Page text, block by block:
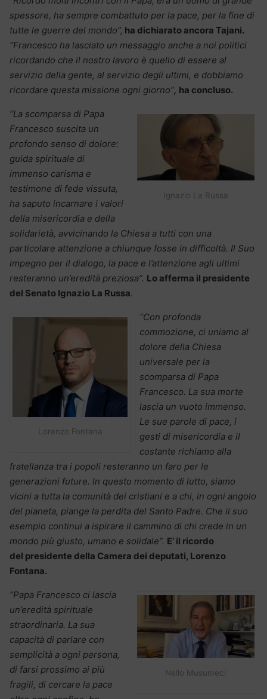
spessore, ha sempre combattuto per la pace, per la fine di
tutte le guerre del mondo”, ha dichiarato ancora Tajani.
“Francesco ha lasciato un messaggio anche a noi politici
ricordando che il nostro lavoro è quello di essere al
servizio della gente, al servizio degli ultimi, e dobbiamo
ricordare questa missione ogni giorno”, ha concluso.
Ignazio La Russa
“La scomparsa di Papa
Francesco suscita un
profondo senso di dolore:
guida spirituale di
immenso carisma e
testimone di fede vissuta,
ha saputo incarnare i valori
della misericordia e della
solidarietà, avvicinando la Chiesa a tutti con una
particolare attenzione a chiunque fosse in difficoltà. Il Suo
impegno per il dialogo, la pace e l’attenzione agli ultimi
resteranno un’eredità preziosa”. Lo afferma il presidente
del Senato Ignazio La Russa.
Lorenzo Fontana
“Con profonda
commozione, ci uniamo al
dolore della Chiesa
universale per la
scomparsa di Papa
Francesco. La sua morte
lascia un vuoto immenso.
Le sue parole di pace, i
gesti di misericordia e il
costante richiamo alla
fratellanza tra i popoli resteranno un faro per le
generazioni future. In questo momento di lutto, siamo
vicini a tutta la comunità dei cristiani e a chi, in ogni angolo
del pianeta, piange la perdita del Santo Padre. Che il suo
esempio continui a ispirare il cammino di chi crede in un
mondo più giusto, umano e solidale”. E’ il ricordo
del presidente della Camera dei deputati, Lorenzo
Fontana.
Nello Musumeci
“Papa Francesco ci lascia
un’eredità spirituale
straordinaria. La sua
capacità di parlare con
semplicità a ogni persona,
di farsi prossimo ai più
fragili, di cercare la pace